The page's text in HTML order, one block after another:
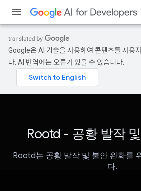
Google은 AI 기술을 사용하여 콘텐츠를 사용
다. AI 번역에는 오류가 있을 수 있습니다.
Rootd - 공황 발작
Rootd는 공황 발작 및 불안 완화를
다.